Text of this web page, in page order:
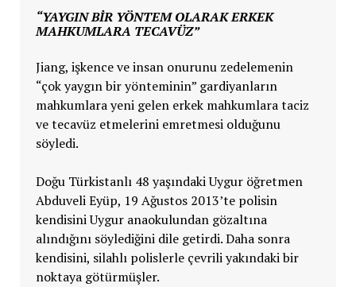
“YAYGIN BIR YÖNTEM OLARAK ERKEK
MAHKUMLARA TECAVÜZ”
Jiang, işkence ve insan onurunu zedelemenin
“çok yaygın bir yönteminin” gardiyanların
mahkumlara yeni gelen erkek mahkumlara taciz
ve tecavüz etmelerini emretmesi olduğunu
söyledi.
Doğu Türkistanlı 48 yaşındaki Uygur öğretmen
Abduveli Eyüp, 19 Ağustos 2013’te polisin
kendisini Uygur anaokulundan gözaltına
alındığını söylediğini dile getirdi. Daha sonra
kendisini, silahlı polislerle çevrili yakındaki bir
noktaya götürmüşler.